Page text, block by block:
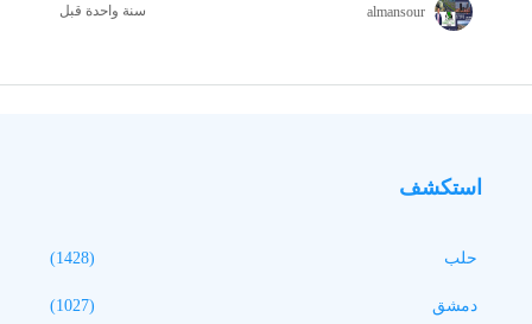
almansour ‏سنة واحدة قبل
استكشف
حلب (1428)
دمشق (1027)